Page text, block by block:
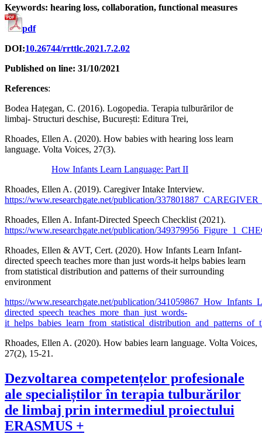
Keywords: hearing loss, collaboration, functional measures
pdf
DOI:10.26744/rrttlc.2021.7.2.02
Published on line: 31/10/2021
References:
Bodea Hațegan, C. (2016). Logopedia. Terapia tulburărilor de
limbaj- Structuri deschise, București: Editura Trei,
Rhoades, Ellen A. (2020). How babies with hearing loss learn
language. Volta Voices, 27(3).
How Infants Learn Language: Part II
Rhoades, Ellen A. (2019). Caregiver Intake Interview.
https://www.researchgate.net/publication/
Rhoades, Ellen A. Infant-Directed Speech Checklist (2021).
https://www.researchgate.net/publication/
Rhoades, Ellen & AVT, Cert. (2020). How Infants Learn Infant-
directed speech teaches more than just words-it helps babies learn
from statistical distribution and patterns of their surrounding
environment
https://www.researchgate.net/publication/
directed_speech_teaches_more_than_just_words-
Rhoades, Ellen A. (2020). How babies learn language. Volta Voices,
27(2), 15-21.
Dezvoltarea competențelor profesionale
ale specialiștilor în terapia tulburărilor
de limbaj prin intermediul proiectului
ERASMUS +